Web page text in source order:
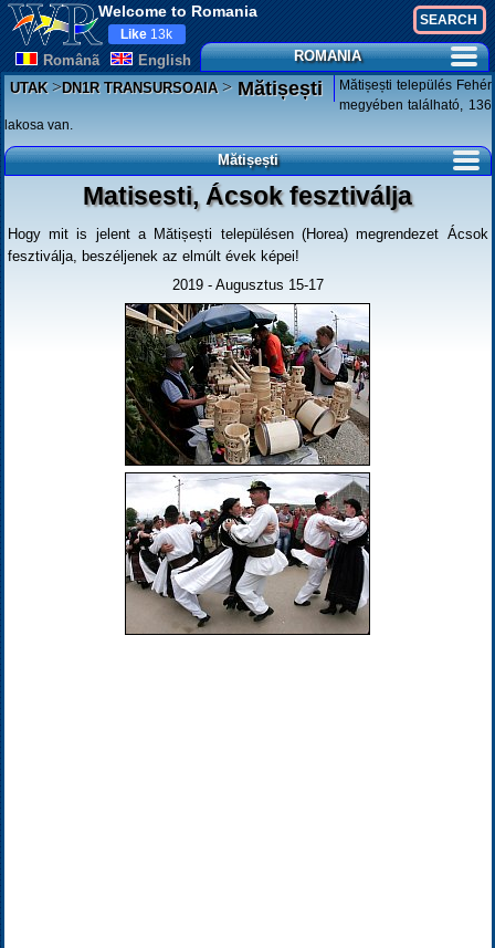
Welcome to Romania
Românã English
Like 13k
ROMANIA
UTAK>DN1R TRANSURSOAIA>Mătișești
Mătișești település Fehér
megyében található, 136
lakosa van.
Mătișești
Matisesti, Ácsok fesztiválja
Hogy mit is jelent a Mătișești településen (Horea) megrendezet Ácsok
fesztiválja, beszéljenek az elmúlt évek képei!
2019 - Augusztus 15-17